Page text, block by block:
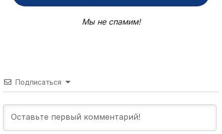
Мы не спамим!
Подписаться